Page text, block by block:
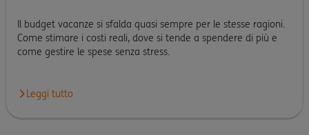
Il budget vacanze si sfalda quasi sempre per le stesse ragioni.
Come stimare i costi reali, dove si tende a spendere di più e
come gestire le spese senza stress.
Leggi tutto